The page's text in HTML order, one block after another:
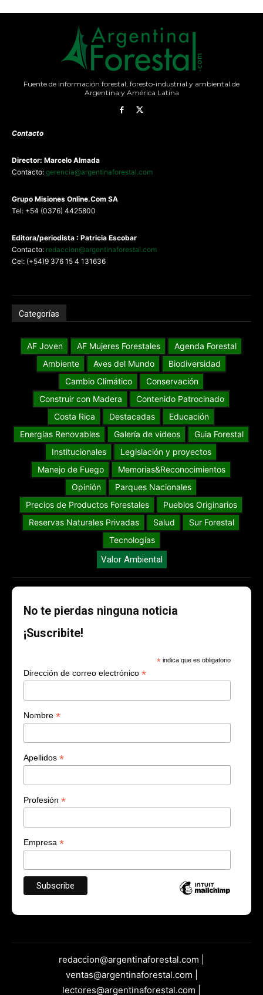
Fuente de información forestal, foresto-industrial y ambiental de
Argentina y América Latina
Contacto
Director: Marcelo Almada
Contacto: gerencia@argentinaforestal.com
Grupo Misiones Online.Com SA
Tel: +54 (0376) 4425800
Editora/periodista : Patricia Escobar
Contacto: redaccion@argentinaforestal.com
Cel: (+54)9 376 15 4 131636
Categorías
AF Joven AF Mujeres Forestales
Agenda Forestal
Ambiente
Aves del Mundo
Biodiversidad
Cambio Climático
Conservación
Construir con Madera
Contenido Patrocinado
Costa Rica
Destacadas
Educación
Energías Renovables
Galería de videos
Guia Forestal
Institucionales
Legislación y proyectos
Manejo de Fuego
Memorias&Reconocimientos
Opinión
Parques Nacionales
Precios de Productos Forestales
Pueblos Originarios
Reservas Naturales Privadas
Salud
Sur Forestal
Tecnologías
Valor Ambiental
No te pierdas ninguna noticia
¡Suscribite!
* indica que es obligatorio
Dirección de correo electrónico *
Nombre *
Apellidos *
Profesión *
Empresa *
redaccion@argentinaforestal.com |
ventas@argentinaforestal.com |
lectores@argentinaforestal.com |